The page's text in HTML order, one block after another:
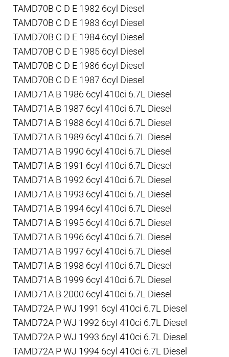
TAMD70B C D E 1982 6cyl Diesel
TAMD70B C D E 1983 6cyl Diesel
TAMD70B C D E 1984 6cyl Diesel
TAMD70B C D E 1985 6cyl Diesel
TAMD70B C D E 1986 6cyl Diesel
TAMD70B C D E 1987 6cyl Diesel
TAMD71A B 1986 6cyl 410ci 6.7L Diesel
TAMD71A B 1987 6cyl 410ci 6.7L Diesel
TAMD71A B 1988 6cyl 410ci 6.7L Diesel
TAMD71A B 1989 6cyl 410ci 6.7L Diesel
TAMD71A B 1990 6cyl 410ci 6.7L Diesel
TAMD71A B 1991 6cyl 410ci 6.7L Diesel
TAMD71A B 1992 6cyl 410ci 6.7L Diesel
TAMD71A B 1993 6cyl 410ci 6.7L Diesel
TAMD71A B 1994 6cyl 410ci 6.7L Diesel
TAMD71A B 1995 6cyl 410ci 6.7L Diesel
TAMD71A B 1996 6cyl 410ci 6.7L Diesel
TAMD71A B 1997 6cyl 410ci 6.7L Diesel
TAMD71A B 1998 6cyl 410ci 6.7L Diesel
TAMD71A B 1999 6cyl 410ci 6.7L Diesel
TAMD71A B 2000 6cyl 410ci 6.7L Diesel
TAMD72A P WJ 1991 6cyl 410ci 6.7L Diesel
TAMD72A P WJ 1992 6cyl 410ci 6.7L Diesel
TAMD72A P WJ 1993 6cyl 410ci 6.7L Diesel
TAMD72A P WJ 1994 6cyl 410ci 6.7L Diesel